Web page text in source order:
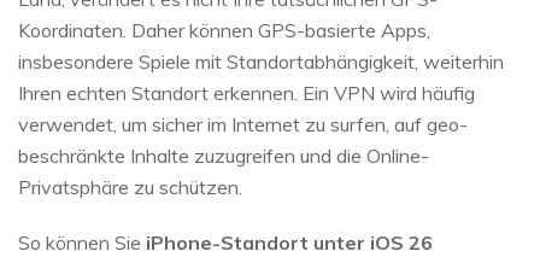
Koordinaten. Daher können GPS-basierte Apps,
insbesondere Spiele mit Standortabhängigkeit, weiterhin
Ihren echten Standort erkennen. Ein VPN wird häufig
verwendet, um sicher im Internet zu surfen, auf geo-
beschränkte Inhalte zuzugreifen und die Online-
Privatsphäre zu schützen.
So können Sie iPhone-Standort unter iOS 26